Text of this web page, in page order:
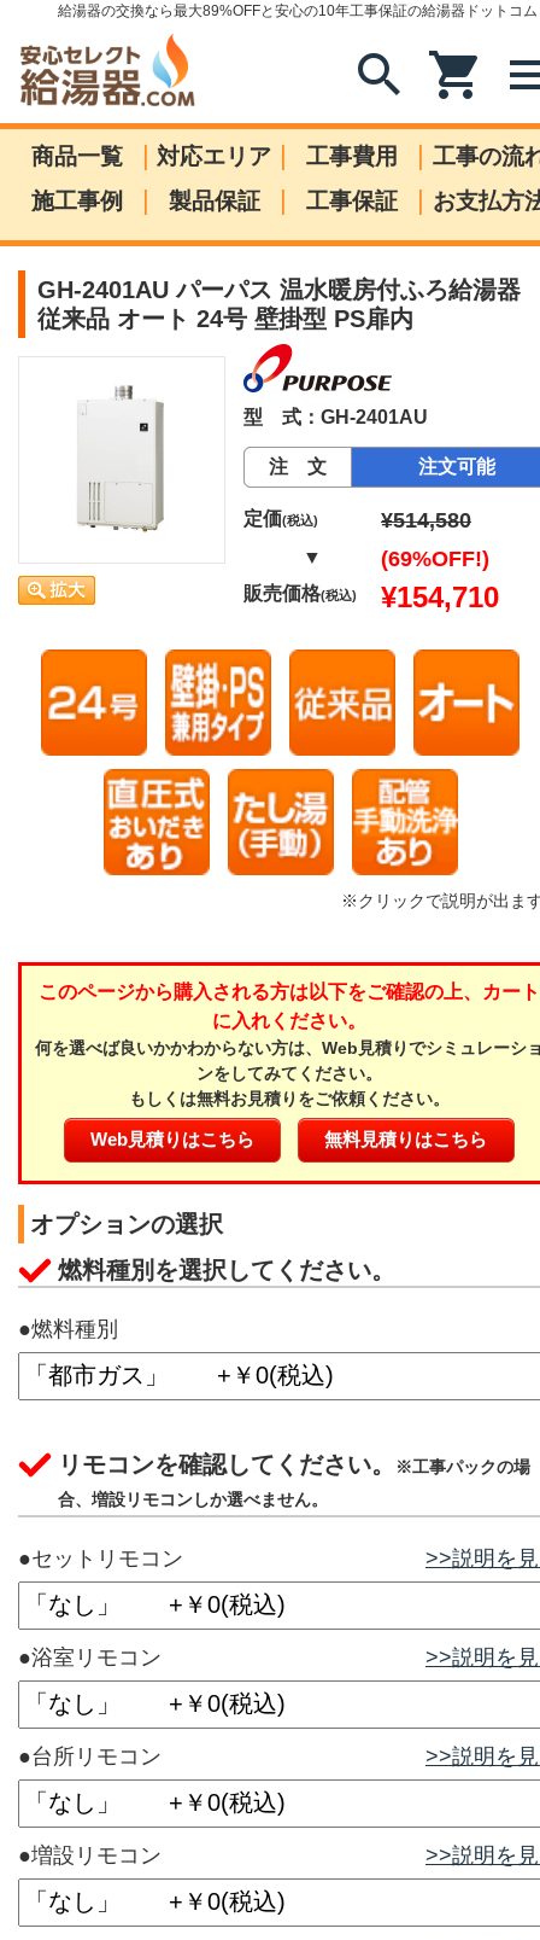
給湯器の交換なら最大89%OFFと安心の10年工事保証の給湯器ドットコム
search shopping_cart
商品一覧 | 対応エリア | 工事費用 | 工事の流
施工事例
| 製品保証 | 工事保証 | お支払方
GH-2401AU パーパス 温水暖房付ふろ給湯器
従来品 オート 24号 壁掛型 PS扉内
型 式：GH-2401AU
注 文 注文可能
定価(税込) ¥514,580
▼ (69%OFF!)
販売価格(税込) ¥154,710
※クリックで説明が出ま
このページから購入される方は以下をご確認の上、カート
に入れください。
何を選べば良いかかわからない方は、Web見積りでシミュレーシ
ンをしてみてください。
もしくは無料お見積りをご依頼ください。
Web見積りはこちら 無料見積りはこちら
オプションの選択
燃料種別を選択してください。
●燃料種別
リモコンを確認してください。
※工事パックの場
合、増設リモコンしか選べません。
●セットリモコン >>説明を
●浴室リモコン >>説明を
●台所リモコン >>説明を
●増設リモコン >>説明を